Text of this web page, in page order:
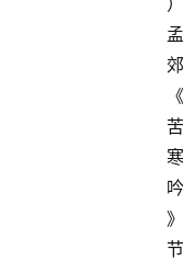
孟
郊
《
苦
寒
吟
》
节